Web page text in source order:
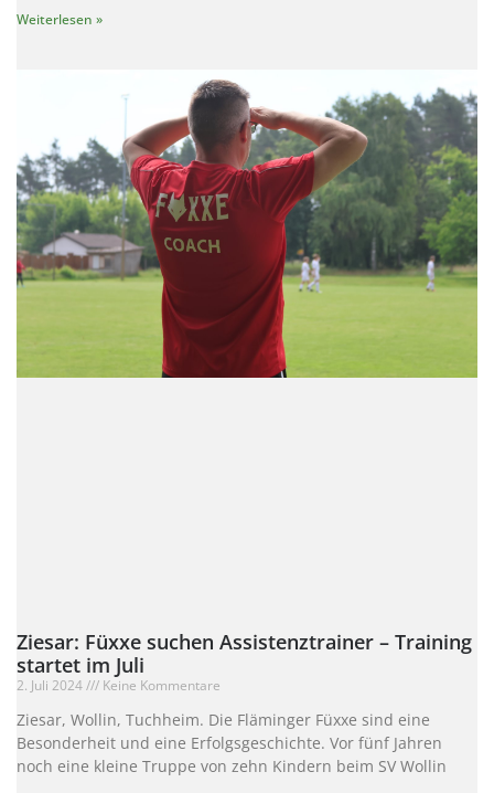
Weiterlesen »
Ziesar: Füxxe suchen Assistenztrainer – Training
startet im Juli
2. Juli 2024 Keine Kommentare
Ziesar, Wollin, Tuchheim. Die Fläminger Füxxe sind eine
Besonderheit und eine Erfolgsgeschichte. Vor fünf Jahren
noch eine kleine Truppe von zehn Kindern beim SV Wollin